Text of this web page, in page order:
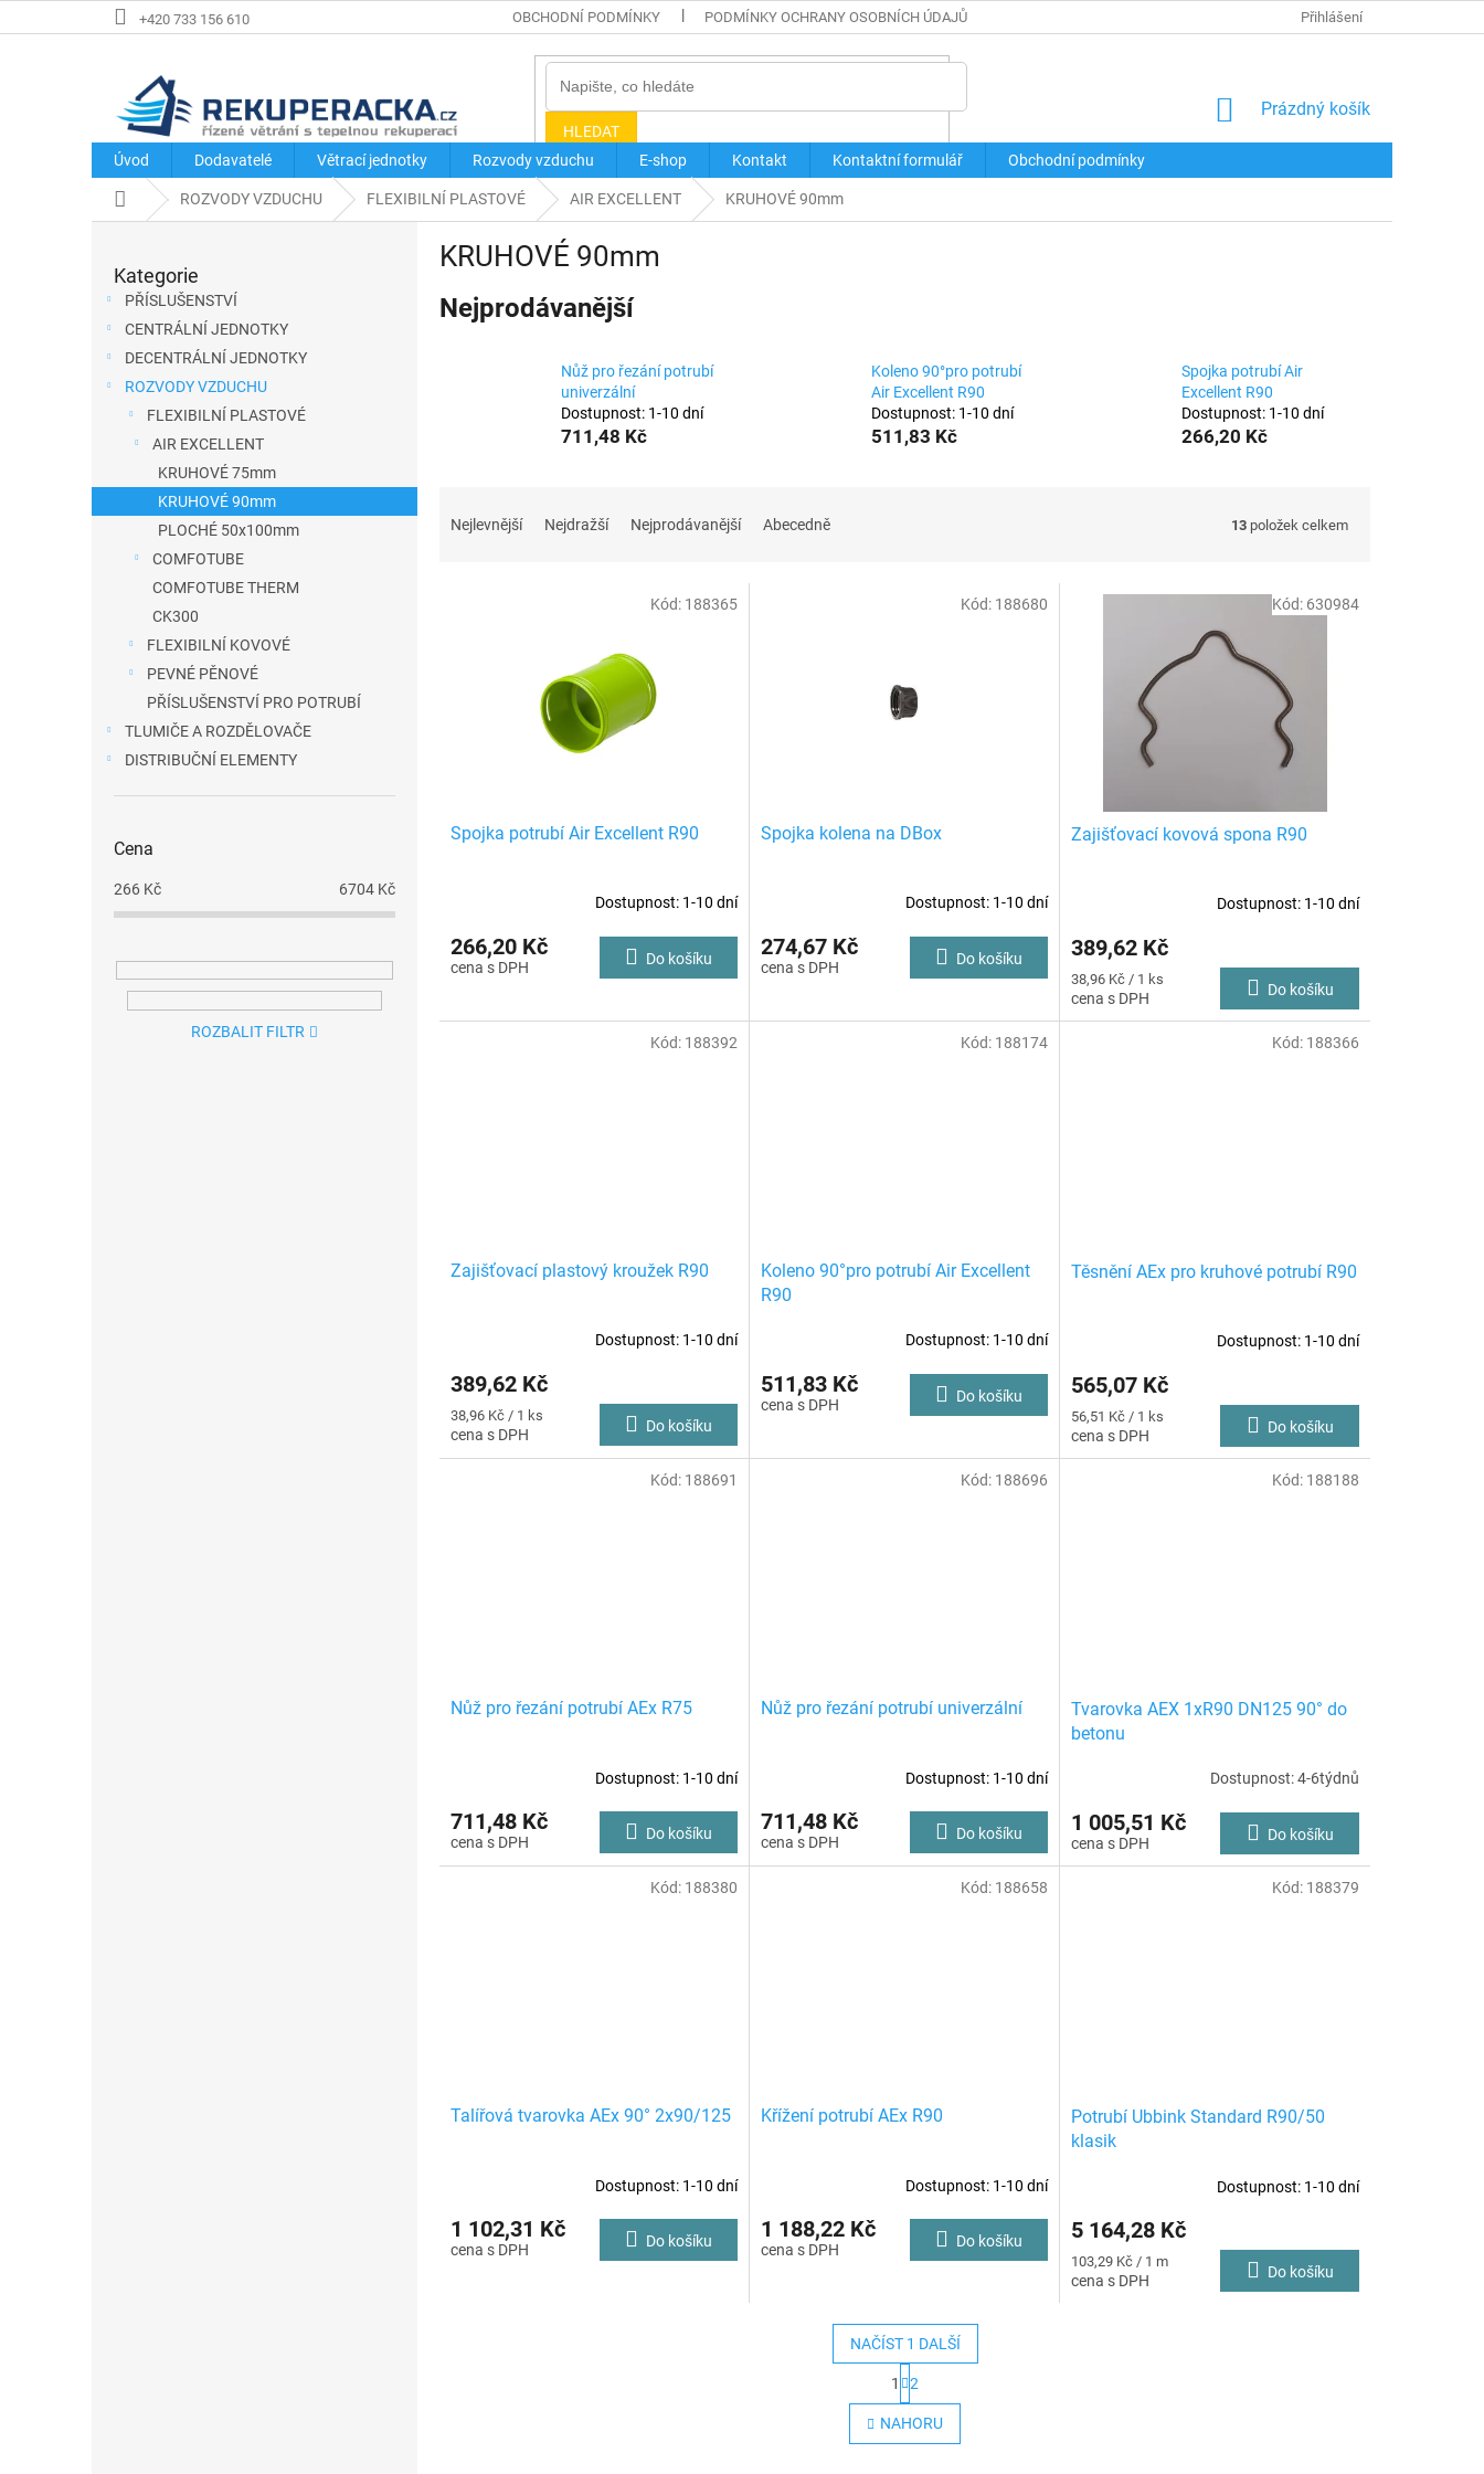
na
+420 733 156 610 OBCHODNÍ PODMÍNKY PODMÍNKY OCHRANY OSOBNÍCH ÚDAJŮ Přihlášení
HLEDAT
NÁKUPNÍ
Prázdný košík
Úvod Dodavatelé Větrací jednotky Rozvody vzduchu E-shop Kontakt Kontaktní formulář Obchodní podmínky
Domů ROZVODY VZDUCHU FLEXIBILNÍ PLASTOVÉ AIR EXCELLENT KRUHOVÉ 90mm
p
a
Přeskočit
kategorie
Kategorie
PŘÍSLUŠENSTVÍ
CENTRÁLNÍ JEDNOTKY
DECENTRÁLNÍ JEDNOTKY
ROZVODY VZDUCHU
FLEXIBILNÍ PLASTOVÉ
AIR EXCELLENT
KRUHOVÉ 75mm
KRUHOVÉ 90mm
PLOCHÉ 50x100mm
COMFOTUBE
COMFOTUBE THERM
CK300
FLEXIBILNÍ KOVOVÉ
PEVNÉ PĚNOVÉ
PŘÍSLUŠENSTVÍ PRO POTRUBÍ
TLUMIČE A ROZDĚLOVAČE
DISTRIBUČNÍ ELEMENTY
Cena
266 Kč 6704 Kč
ROZBALIT FILTR
KRUHOVÉ 90mm
Nejprodávanější
Nůž pro řezání potrubí
univerzální
Dostupnost: 1-10 dní
711,48 Kč
Koleno 90°pro potrubí
Air Excellent R90
Dostupnost: 1-10 dní
511,83 Kč
Spojka potrubí Air
Excellent R90
Dostupnost: 1-10 dní
266,20 Kč
aNejlevnější Nejdražší Nejprodávanější Abecedně 13 položek celkem
d
ů
Spojka potrubí Air Excellent R90
Dostupnost: 1-10 dní
266,20 Kč Do košíku
Kód: 188365
Spojka kolena na DBox
Dostupnost: 1-10 dní
274,67 Kč Do košíku
Kód: 188680
Zajišťovací kovová spona R90
Dostupnost: 1-10 dní
389,62 Kč
Měrná
cena:
38,96 Kč / 1 ks
Do košíku
Kód: 630984
Zajišťovací plastový kroužek R90
Dostupnost: 1-10 dní
389,62 Kč
Měrná
cena:
38,96 Kč / 1 ks
Do košíku
Kód: 188392
Koleno 90°pro potrubí Air Excellent
R90
Dostupnost: 1-10 dní
511,83 Kč Do košíku
Kód: 188174
Těsnění AEx pro kruhové potrubí R90
Dostupnost: 1-10 dní
565,07 Kč
Měrná
cena:
56,51 Kč / 1 ks
Do košíku
Kód: 188366
Nůž pro řezání potrubí AEx R75
Dostupnost: 1-10 dní
711,48 Kč Do košíku
Kód: 188691
Nůž pro řezání potrubí univerzální
Dostupnost: 1-10 dní
711,48 Kč Do košíku
Kód: 188696
Tvarovka AEX 1xR90 DN125 90° do
betonu
Dostupnost: 4-6týdnů
1 005,51 Kč Do košíku
Kód: 188188
Talířová tvarovka AEx 90° 2x90/125
Dostupnost: 1-10 dní
1 102,31 Kč Do košíku
Kód: 188380
Křížení potrubí AEx R90
Dostupnost: 1-10 dní
1 188,22 Kč Do košíku
Kód: 188658
Potrubí Ubbink Standard R90/50
klasik
Dostupnost: 1-10 dní
5 164,28 Kč
Měrná
cena:
103,29 Kč / 1 m
Do košíku
Kód: 188379
O
v
l
NAČÍST 1 DALŠÍ
S
t
r
á
n
1 2
NAHORU